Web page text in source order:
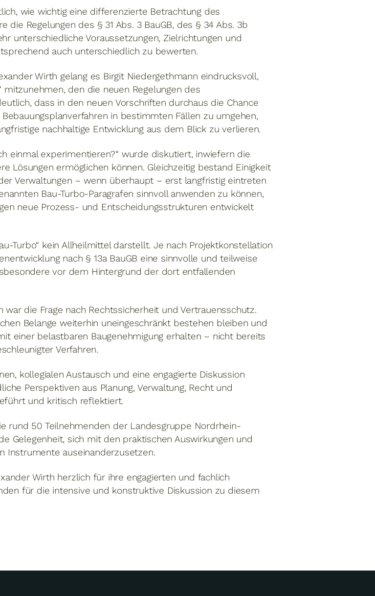
wie wichtig eine differenzierte Betrachtung des
die Regelungen des § 31 Abs. 3 BauGB, des § 34 Abs. 3b
unterschiedliche Voraussetzungen, Zielrichtungen und
auch unterschiedlich zu bewerten.
Wirth gelang es Birgit Niedergethmann eindrucksvoll,
den die neuen Regelungen des
dass in den neuen Vorschriften durchaus die Chance
in bestimmten Fällen zu umgehen,
nachhaltige Entwicklung aus dem Blick zu verlieren.
einmal experimentieren?“ wurde diskutiert, inwiefern die
Lösungen ermöglichen können. Gleichzeitig bestand Einigkeit
Verwaltungen – wenn überhaupt – erst langfristig eintreten
Bau-Turbo-Paragrafen sinnvoll anwenden zu können,
neue Prozess- und Entscheidungsstrukturen entwickelt
Turbo“ kein Allheilmittel darstellt. Je nach Projektkonstellation
nach § 13a BauGB eine sinnvolle und teilweise
vor dem Hintergrund der dort entfallenden
die Frage nach Rechtssicherheit und Vertrauensschutz.
Belange weiterhin uneingeschränkt bestehen bleiben und
einer belastbaren Baugenehmigung erhalten – nicht bereits
Verfahren.
kollegialen Austausch und eine engagierte Diskussion
Perspektiven aus Planung, Verwaltung, Recht und
und kritisch reflektiert.
rund 50 Teilnehmenden der Landesgruppe Nordrhein-
Gelegenheit, sich mit den praktischen Auswirkungen und
Instrumente auseinanderzusetzen.
Wirth herzlich für ihre engagierten und fachlich
für die intensive und konstruktive Diskussion zu diesem